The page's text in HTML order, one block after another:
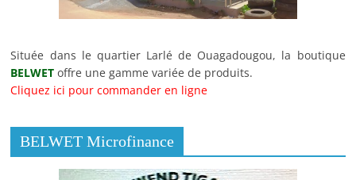
Située dans le quartier Larlé de Ouagadougou, la boutique
BELWET offre une gamme variée de produits.
Cliquez ici pour commander en ligne
BELWET Microfinance